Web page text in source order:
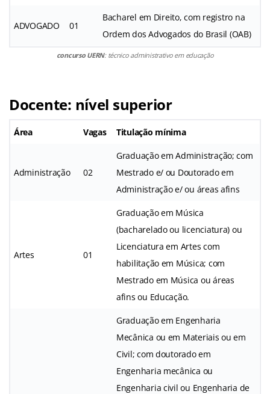
ADVOGADO 01
Bacharel em Direito, com registro na
Ordem dos Advogados do Brasil (OAB)
concurso UERN: técnico administrativo em educação
Docente: nível superior
Área Vagas Titulação mínima
Administração 02
Graduação em Administração; com
Mestrado e/ ou Doutorado em
Administração e/ ou áreas afins
Artes 01
Graduação em Música
(bacharelado ou licenciatura) ou
Licenciatura em Artes com
habilitação em Música; com
Mestrado em Música ou áreas
afins ou Educação.
Graduação em Engenharia
Mecânica ou em Materiais ou em
Civil; com doutorado em
Engenharia mecânica ou
Engenharia civil ou Engenharia de